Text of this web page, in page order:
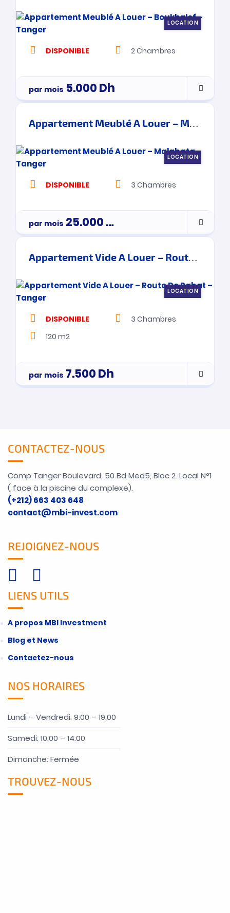
LOCATION
DISPONIBLE 2Chambres
par mois 5.000Dh
Appartement Meublé A Louer – Malabata – Tanger
LOCATION
DISPONIBLE 3 Chambres
par mois 25.000Dh
Appartement Vide A Louer – Route De Rabat – Tanger
LOCATION
DISPONIBLE 3 Chambres
120 m2
par mois 7.500Dh
CONTACTEZ-NOUS
Comp Tanger Boulevard, 50 Bd Med5, Bloc 2. Local N°1
( face à la piscine du complexe).
(+212) 663 403 648
contact@mbi-invest.com
REJOIGNEZ-NOUS
LIENS UTILS
A propos MBI Investment
Blog et News
Contactez-nous
NOS HORAIRES
Lundi – Vendredi: 9:00 – 19:00
Samedi: 10:00 – 14:00
Dimanche: Fermée
TROUVEZ-NOUS